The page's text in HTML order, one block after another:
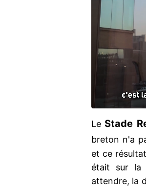
Le Stade
breton n'a
et ce
était sur la
attendre, la